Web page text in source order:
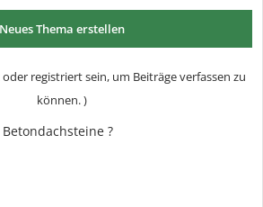
Neues Thema erstellen
registriert sein, um Beiträge verfassen zu
können. )
?